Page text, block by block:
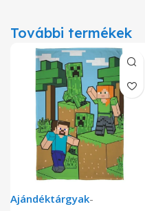
További termékek
Ajándéktárgyak-